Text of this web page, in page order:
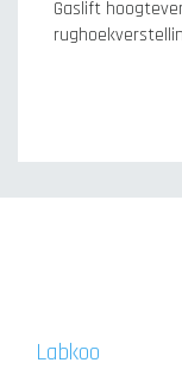
Gaslift
Labkoo